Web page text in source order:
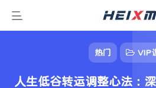
热门 VIP
人生低谷转运调整心法：